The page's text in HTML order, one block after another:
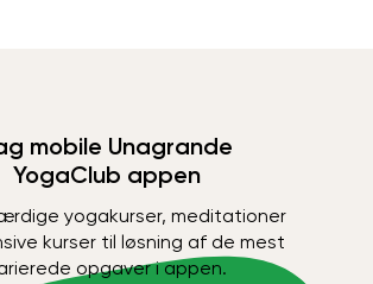
mobile Unagrande
YogaClub appen
yogakurser, meditationer
kurser til løsning af de mest
opgaver i appen.